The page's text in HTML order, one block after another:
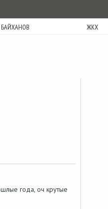
ЖКХ
года, оч крутые